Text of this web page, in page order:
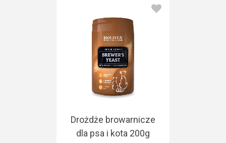
Drożdże browarnicze
dla psa i kota 200g